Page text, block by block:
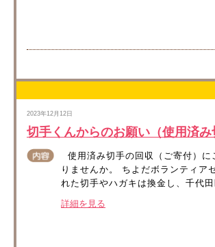
2023年12月12日
切手くんからのお願い（使用済
使用済み切手の回収（ご寄付）
りませんか。 ちよだボランティア
れた切手やハガキは換金し、千代
詳細を見る